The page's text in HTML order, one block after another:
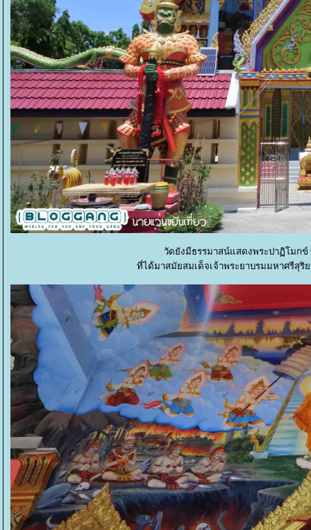
วัดยังมีธรรมาสน์แสดงพระปาฏิโมกข์
ที่ได้มาสมัยสมเด็จเจ้าพระยาบรมมหาศรีสุริ